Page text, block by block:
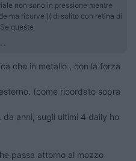
non sono in pressione mentre
ma ricurve )( di solito con retina di
queste
che in metallo , con la forza
(come ricordato sopra
anni, sugli ultimi 4 daily ho
passa attorno al mozzo